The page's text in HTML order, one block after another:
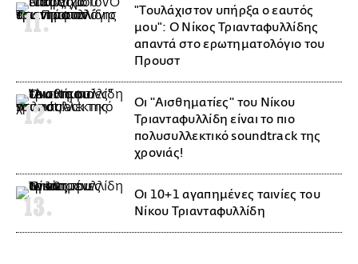
"Τουλάχιστον υπήρξα ο εαυτός
μου": Ο Νίκος Τριανταφυλλίδης
απαντά στο ερωτηματολόγιο του
Προυστ
Οι ''Αισθηματίες'' του Νίκου
Τριανταφυλλίδη είναι το πιο
πολυσυλλεκτικό soundtrack της
χρονιάς!
Οι 10+1 αγαπημένες ταινίες του
Νίκου Τριανταφυλλίδη